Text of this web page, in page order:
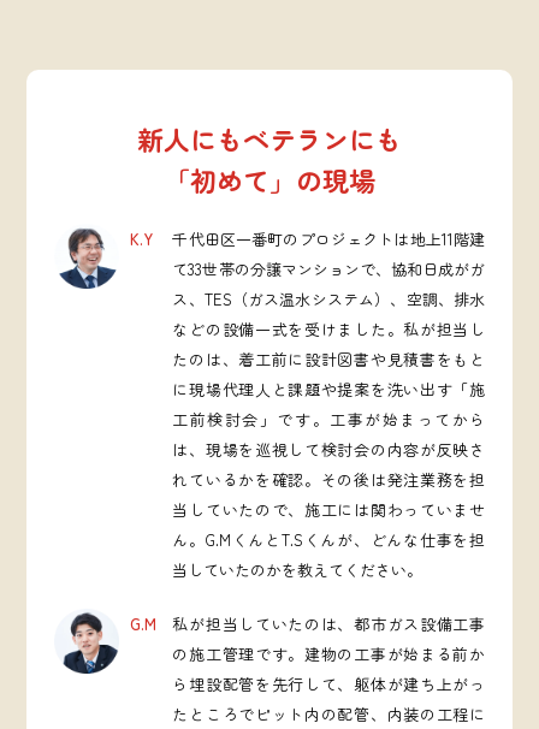
新人にもベテランにも
「初めて」の現場
K.Y
千代田区一番町のプロジェクトは地上11階建
て33世帯の分譲マンションで、協和日成がガ
ス、TES（ガス温水システム）、空調、排水
などの設備一式を受けました。私が担当し
たのは、着工前に設計図書や見積書をもと
に現場代理人と課題や提案を洗い出す「施
工前検討会」です。工事が始まってから
は、現場を巡視して検討会の内容が反映さ
れているかを確認。その後は発注業務を担
当していたので、施工には関わっていませ
ん。G.MくんとT.Sくんが、どんな仕事を担
当していたのかを教えてください。
G.M
私が担当していたのは、都市ガス設備工事
の施工管理です。建物の工事が始まる前か
ら埋設配管を先行して、躯体が建ち上がっ
たところでピット内の配管、内装の工程に